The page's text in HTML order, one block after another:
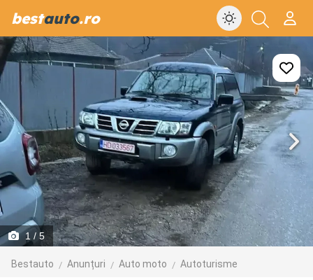
bestauto.ro
1 / 5
Bestauto Anunțuri Auto moto Autoturisme